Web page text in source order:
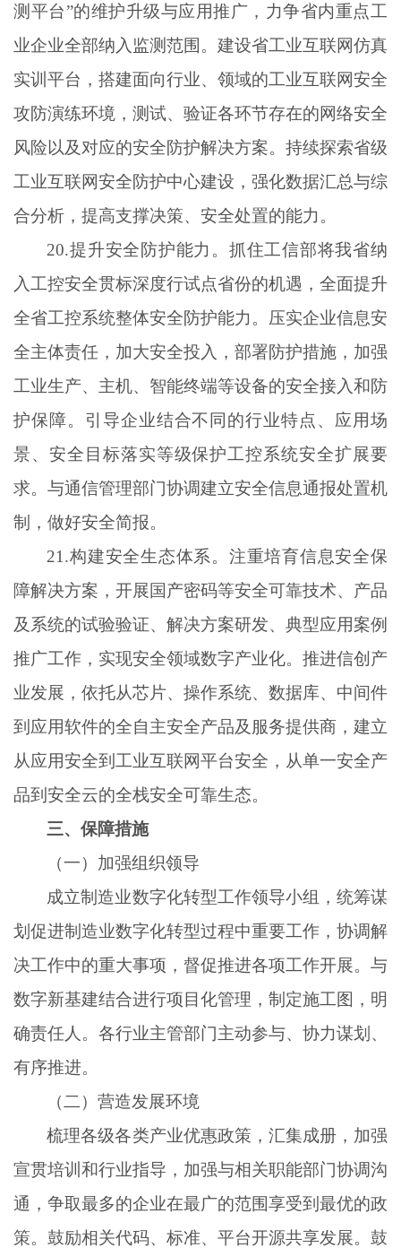
测平台”的维护升级与应用推广，力争省内重点工
业企业全部纳入监测范围。建设省工业互联网仿真
实训平台，搭建面向行业、领域的工业互联网安全
攻防演练环境，测试、验证各环节存在的网络安全
风险以及对应的安全防护解决方案。持续探索省级
工业互联网安全防护中心建设，强化数据汇总与综
合分析，提高支撑决策、安全处置的能力。
20.提升安全防护能力。抓住工信部将我省纳
入工控安全贯标深度行试点省份的机遇，全面提升
全省工控系统整体安全防护能力。压实企业信息安
全主体责任，加大安全投入，部署防护措施，加强
工业生产、主机、智能终端等设备的安全接入和防
护保障。引导企业结合不同的行业特点、应用场
景、安全目标落实等级保护工控系统安全扩展要
求。与通信管理部门协调建立安全信息通报处置机
制，做好安全简报。
21.构建安全生态体系。注重培育信息安全保
障解决方案，开展国产密码等安全可靠技术、产品
及系统的试验验证、解决方案研发、典型应用案例
推广工作，实现安全领域数字产业化。推进信创产
业发展，依托从芯片、操作系统、数据库、中间件
到应用软件的全自主安全产品及服务提供商，建立
从应用安全到工业互联网平台安全，从单一安全产
品到安全云的全栈安全可靠生态。
三、保障措施
（一）加强组织领导
成立制造业数字化转型工作领导小组，统筹谋
划促进制造业数字化转型过程中重要工作，协调解
决工作中的重大事项，督促推进各项工作开展。与
数字新基建结合进行项目化管理，制定施工图，明
确责任人。各行业主管部门主动参与、协力谋划、
有序推进。
（二）营造发展环境
梳理各级各类产业优惠政策，汇集成册，加强
宣贯培训和行业指导，加强与相关职能部门协调沟
通，争取最多的企业在最广的范围享受到最优的政
策。鼓励相关代码、标准、平台开源共享发展。鼓